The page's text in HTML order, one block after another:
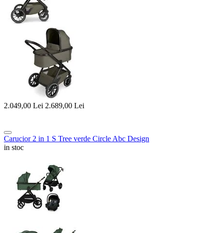
2.049,00 Lei 2.689,00 Lei
Carucior 2 in 1 S Tree verde Circle Abc Design
in stoc